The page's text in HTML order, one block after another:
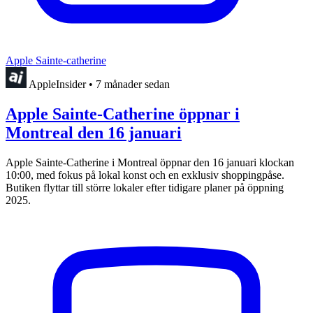
Apple Sainte-catherine
AppleInsider • 7 månader sedan
Apple Sainte-Catherine öppnar i
Montreal den 16 januari
Apple Sainte-Catherine i Montreal öppnar den 16 januari klockan
10:00, med fokus på lokal konst och en exklusiv shoppingpåse.
Butiken flyttar till större lokaler efter tidigare planer på öppning
2025.